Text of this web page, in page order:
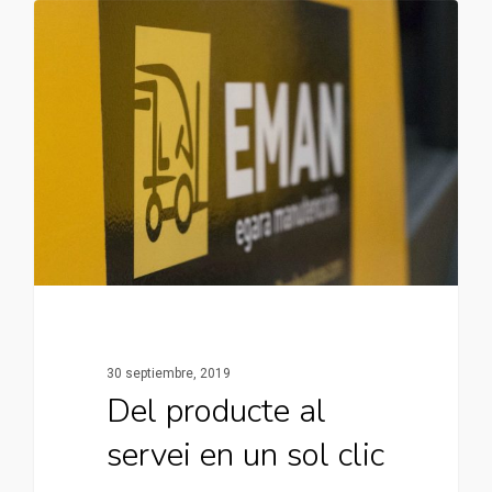
30 septiembre, 2019
Del producte al
servei en un sol clic